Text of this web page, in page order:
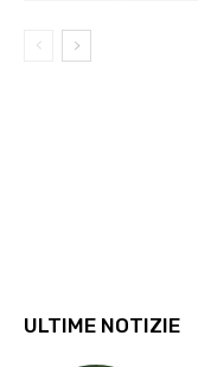
ULTIME NOTIZIE